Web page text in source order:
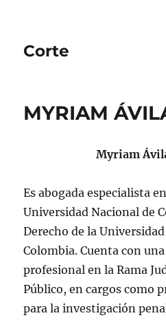
Corte
MYRIAM
Myriam
Es abogada especialista
Universidad Nacional de
Derecho de la
Colombia. Cuenta con
profesional en la Rama
Público, en cargos como
para la investigación